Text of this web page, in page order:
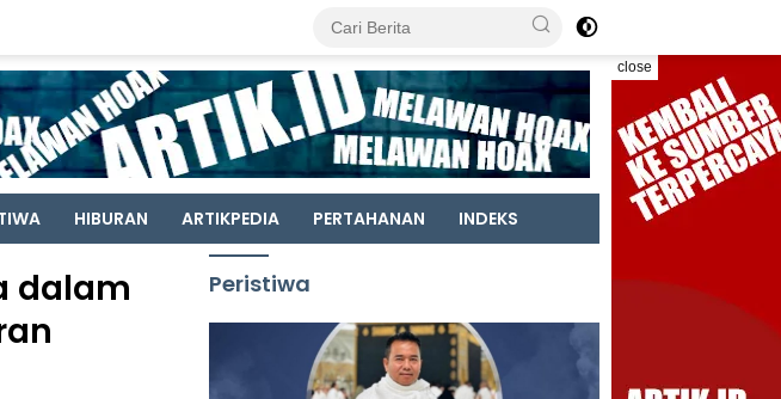
close
HIBURAN ARTIKPEDIA PERTAHANAN INDEKS
dalam
Peristiwa